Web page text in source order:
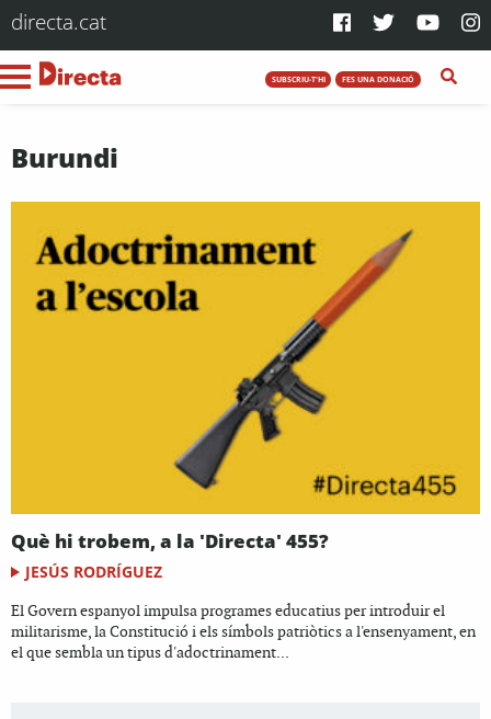
directa.cat
SUBSCRIU-T'HI FES UNA DONACIÓ
Burundi
Què hi trobem, a la 'Directa' 455?
JESÚS RODRÍGUEZ
El Govern espanyol impulsa programes educatius per introduir el
militarisme, la Constitució i els símbols patriòtics a l'ensenyament, en
el que sembla un tipus d'adoctrinament...